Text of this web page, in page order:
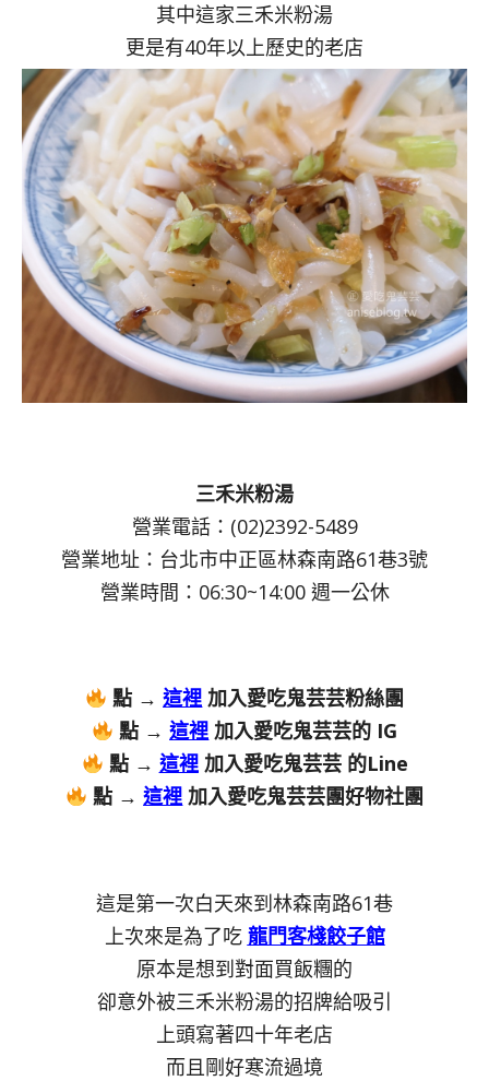
其中這家三禾米粉湯
更是有40年以上歷史的老店
三禾米粉湯
營業電話：(02)2392-5489
營業地址：台北市中正區林森南路61巷3號
營業時間：06:30~14:00 週一公休
點 → 這裡 加入愛吃鬼芸芸粉絲團
點 →這裡 加入愛吃鬼芸芸的 IG
點 → 這裡加入愛吃鬼芸芸 的Line
點 → 這裡 加入愛吃鬼芸芸團好物社團
這是第一次白天來到林森南路61巷
上次來是為了吃 龍門客棧餃子館
原本是想到對面買飯糰的
卻意外被三禾米粉湯的招牌給吸引
上頭寫著四十年老店
而且剛好寒流過境